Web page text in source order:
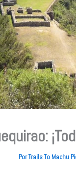
PorTrails To Machu